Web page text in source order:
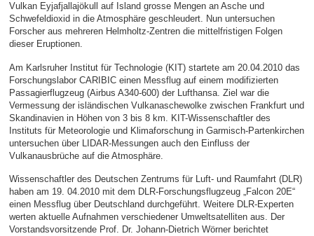
Vulkan Eyjafjallajökull auf Island grosse Mengen an Asche und
Schwefeldioxid in die Atmosphäre geschleudert. Nun untersuchen
Forscher aus mehreren Helmholtz-Zentren die mittelfristigen Folgen
dieser Eruptionen.
Am Karlsruher Institut für Technologie (KIT) startete am 20.04.2010 das
Forschungslabor CARIBIC einen Messflug auf einem modifizierten
Passagierflugzeug (Airbus A340-600) der Lufthansa. Ziel war die
Vermessung der isländischen Vulkanaschewolke zwischen Frankfurt und
Skandinavien in Höhen von 3 bis 8 km. KIT-Wissenschaftler des
Instituts für Meteorologie und Klimaforschung in Garmisch-Partenkirchen
untersuchen über LIDAR-Messungen auch den Einfluss der
Vulkanausbrüche auf die Atmosphäre.
Wissenschaftler des Deutschen Zentrums für Luft- und Raumfahrt (DLR)
haben am 19. 04.2010 mit dem DLR-Forschungsflugzeug „Falcon 20E“
einen Messflug über Deutschland durchgeführt. Weitere DLR-Experten
werten aktuelle Aufnahmen verschiedener Umweltsatelliten aus. Der
Vorstandsvorsitzende Prof. Dr. Johann-Dietrich Wörner berichtet